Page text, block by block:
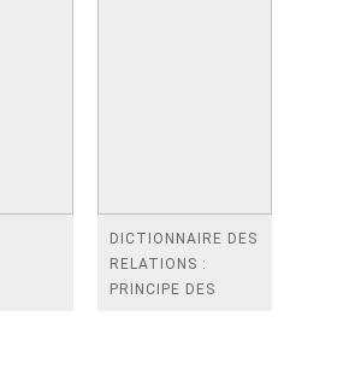
DICTIONNAIRE DES
RELATIONS :
PRINCIPE DES